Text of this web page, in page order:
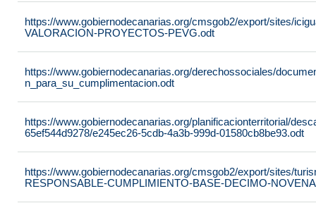
https://www.gobiernodecanarias.org/cmsgob2/export/sites/
VALORACION-PROYECTOS-PEVG.odt
https://www.gobiernodecanarias.org/derechossociales/
n_para_su_cumplimentacion.odt
https://www.gobiernodecanarias.org/planificacionterritorial/
65ef544d9278/e245ec26-5cdb-4a3b-999d-01580cb8be93.odt
https://www.gobiernodecanarias.org/cmsgob2/export/sites/
RESPONSABLE-CUMPLIMIENTO-BASE-DECIMO-